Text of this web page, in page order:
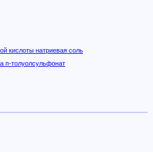
кислоты натриевая соль
п-толуолсульфонат